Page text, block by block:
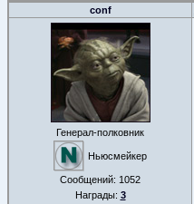
conf
Генерал-полковник
Ньюсмейкер
Сообщений: 1052
Награды: 3